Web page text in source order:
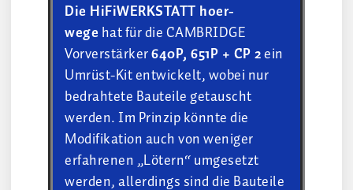
Die HiFiWERKSTATT hoer-
wege hat für die CAMBRIDGE
Vorverstärker640P, 651P + CP 2ein
Umrüst-Kit entwickelt, wobei nur
bedrahtete Bauteile getauscht
werden. Im Prinzip könnte die
Modifikation auch von weniger
erfahrenen „Lötern“ umgesetzt
werden, allerdings sind die Bauteile